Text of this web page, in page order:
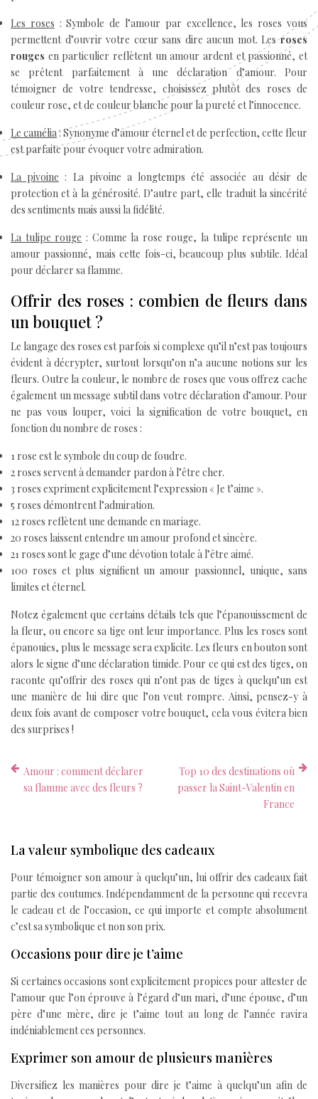
Les roses : Symbole de l’amour par excellence, les roses vous
permettent d’ouvrir votre cœur sans dire aucun mot. Lesroses
rouges en particulier reflètent un amour ardent et passionné, et
se prêtent parfaitement à une déclaration d’amour. Pour
témoigner de votre tendresse, choisissez plutôt des roses de
couleur rose, et de couleur blanche pour la pureté et l’innocence.
Le camélia: Synonyme d’amour éternel et de perfection, cette fleur
est parfaite pour évoquer votre admiration.
La pivoine : La pivoine a longtemps été associée au désir de
protection et à la générosité. D’autre part, elle traduit la sincérité
des sentiments mais aussi la fidélité.
La tulipe rouge : Comme la rose rouge, la tulipe représente un
amour passionné, mais cette fois-ci, beaucoup plus subtile. Idéal
pour déclarer sa flamme.
Offrir des roses : combien de fleurs dans
un bouquet ?
Le langage des roses est parfois si complexe qu’il n’est pas toujours
évident à décrypter, surtout lorsqu’on n’a aucune notions sur les
fleurs. Outre la couleur, le nombre de roses que vous offrez cache
également un message subtil dans votre déclaration d’amour. Pour
ne pas vous louper, voici la signification de votre bouquet, en
fonction du nombre de roses :
1 rose est le symbole du coup de foudre.
2 roses servent à demander pardon à l’être cher.
3 roses expriment explicitement l’expression « Je t’aime ».
5 roses démontrent l’admiration.
12 roses reflètent une demande en mariage.
20 roses laissent entendre un amour profond et sincère.
21 roses sont le gage d’une dévotion totale à l’être aimé.
100 roses et plus signifient un amour passionnel, unique, sans
limites et éternel.
Notez également que certains détails tels que l’épanouissement de
la fleur, ou encore sa tige ont leur importance. Plus les roses sont
épanouies, plus le message sera explicite. Les fleurs en bouton sont
alors le signe d’une déclaration timide. Pour ce qui est des tiges, on
raconte qu’offrir des roses qui n’ont pas de tiges à quelqu’un est
une manière de lui dire que l’on veut rompre. Ainsi, pensez-y à
deux fois avant de composer votre bouquet, cela vous évitera bien
des surprises !
Amour : comment déclarer
sa flamme avec des fleurs ?
Top 10 des destinations où
passer la Saint-Valentin en
France
La valeur symbolique des cadeaux
Pour témoigner son amour à quelqu’un, lui offrir des cadeaux fait
partie des coutumes. Indépendamment de la personne qui recevra
le cadeau et de l’occasion, ce qui importe et compte absolument
c’est sa symbolique et non son prix.
Occasions pour dire je t’aime
Si certaines occasions sont explicitement propices pour attester de
l’amour que l’on éprouve à l’égard d’un mari, d’une épouse, d’un
père d’une mère, dire je t’aime tout au long de l’année ravira
indéniablement ces personnes.
Exprimer son amour de plusieurs manières
Diversifiez les manières pour dire je t’aime à quelqu’un afin de